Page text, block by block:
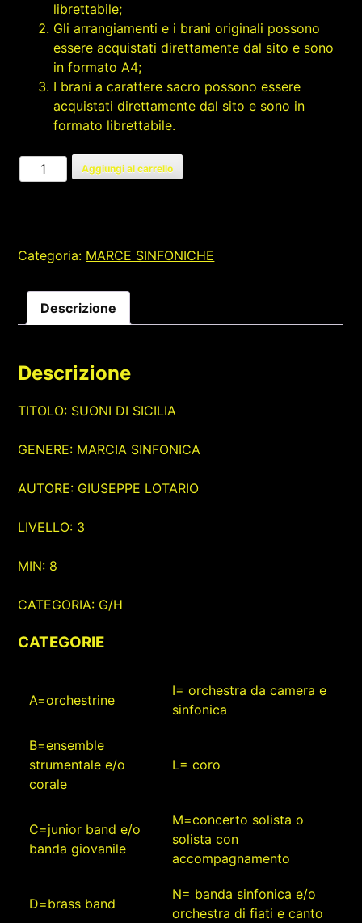
librettabile;
Gli arrangiamenti e i brani originali possono
essere acquistati direttamente dal sito e sono
in formato A4;
I brani a carattere sacro possono essere
acquistati direttamente dal sito e sono in
formato librettabile.
SUONI
DI
Aggiungi al carrello
Categoria: MARCE SINFONICHE
Descrizione
Descrizione
TITOLO: SUONI DI SICILIA
GENERE: MARCIA SINFONICA
AUTORE: GIUSEPPE LOTARIO
LIVELLO: 3
MIN: 8
CATEGORIA: G/H
CATEGORIE
A=orchestrine
I= orchestra da camera e
sinfonica
B=ensemble
strumentale e/o
corale
L= coro
C=junior band e/o
banda giovanile
M=concerto solista o
solista con
accompagnamento
D=brass band
N= banda sinfonica e/o
orchestra di fiati e canto